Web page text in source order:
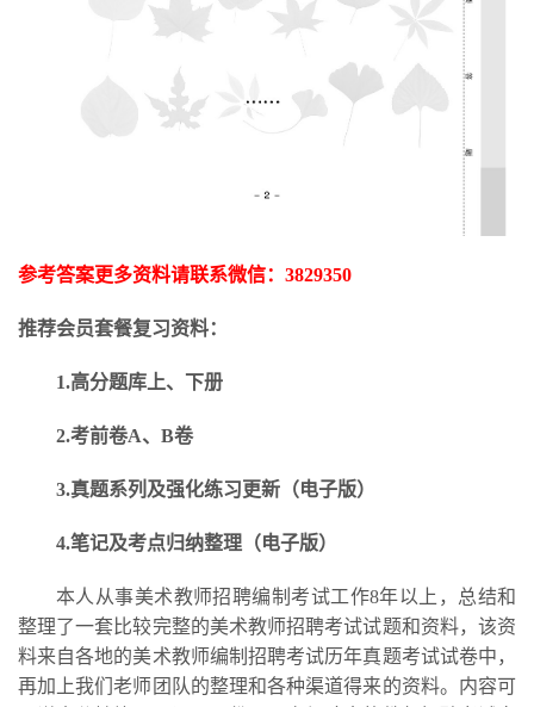
参考答案更多资料请联系微信： 3829350
推荐会员套餐复习资料：
1.高分题库上、下册
2.考前卷A、B卷
3.真题系列及强化练习更新 （电子版）
4.笔记及考点归纳整理（电子版）
本人从事美术教师招聘编制考试工作8年以上，总结和
整理了一套比较完整的美术教师招聘考试试题和资料，该资
料来自各地的美术教师编制招聘考试历年真题考试试卷中，
再加上我们老师团队的整理和各种渠道得来的资料。内容可